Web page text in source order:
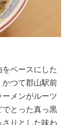
をベースにした
つて郡山駅前
メンがルーツ
でとった真っ黒
りとした味わ